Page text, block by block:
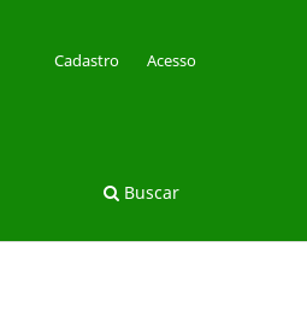
Buscar
Cadastro Acesso